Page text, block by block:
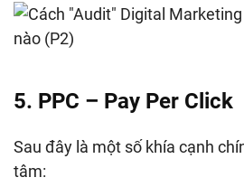
5. PPC – Pay Per Click
Sau đây là một số khía cạnh
tâm: